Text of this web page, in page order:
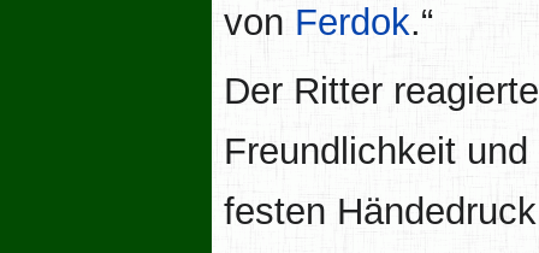
von Ferdok.“
Der Ritter
Freundlichkeit
festen